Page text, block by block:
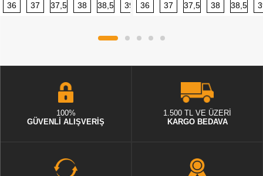
36 37 37,5 38 38,5 39 40 40,5 41 42 42,5
36 37 37,5 38 38,5
100%
GÜVENLİ ALIŞVERİŞ
1.500 TL VE ÜZERİ
KARGO BEDAVA